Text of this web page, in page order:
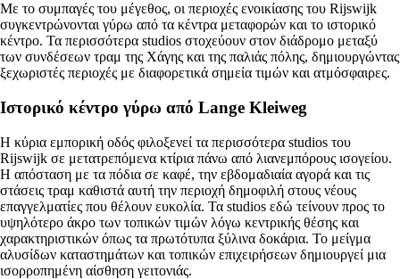
Με το συμπαγές του μέγεθος, οι περιοχές ενοικίασης του Rijswijk
συγκεντρώνονται γύρω από τα κέντρα μεταφορών και το ιστορικό
κέντρο. Τα περισσότερα studios στοχεύουν στον διάδρομο μεταξύ
των συνδέσεων τραμ της Χάγης και της παλιάς πόλης, δημιουργώντας
ξεχωριστές περιοχές με διαφορετικά σημεία τιμών και ατμόσφαιρες.
Ιστορικό κέντρο γύρω από Lange Kleiweg
Η κύρια εμπορική οδός φιλοξενεί τα περισσότερα studios του
Rijswijk σε μετατρεπόμενα κτίρια πάνω από λιανεμπόρους ισογείου.
Η απόσταση με τα πόδια σε καφέ, την εβδομαδιαία αγορά και τις
στάσεις τραμ καθιστά αυτή την περιοχή δημοφιλή στους νέους
επαγγελματίες που θέλουν ευκολία. Τα studios εδώ τείνουν προς το
υψηλότερο άκρο των τοπικών τιμών λόγω κεντρικής θέσης και
χαρακτηριστικών όπως τα πρωτότυπα ξύλινα δοκάρια. Το μείγμα
αλυσίδων καταστημάτων και τοπικών επιχειρήσεων δημιουργεί μια
ισορροπημένη αίσθηση γειτονιάς.